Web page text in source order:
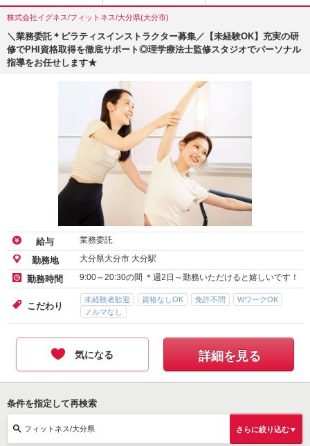
株式会社イグネス/フィットネス/大分県(大分市)
＼業務委託＊ピラティスインストラクター募集／【未経験OK】充実の研
修でPHI資格取得を徹底サポート◎理学療法士監修スタジオでパーソナル
指導をお任せします★
給与 業務委託
勤務地 大分県大分市 大分駅
勤務時間 9:00～20:30の間 ＊週2日～勤務いただけると嬉しいです！
こだわり
未経験者歓迎 資格なしOK 免許不問
WワークOK
ノルマなし
気になる 詳細を見る
条件を指定して再検索
フィットネス/大分県 さらに絞り込む▼